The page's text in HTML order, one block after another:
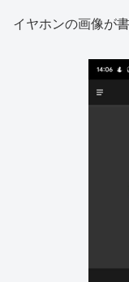
イヤホンの画像が